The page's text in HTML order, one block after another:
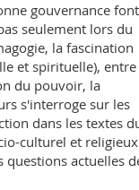
gouvernance font
seulement lors du
la fascination
et spirituelle),
du pouvoir, la
s'interroge sur les
dans les textes
culturel et religieux
actuelles